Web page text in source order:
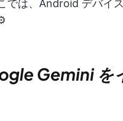
では、Android デバイ
Gemini